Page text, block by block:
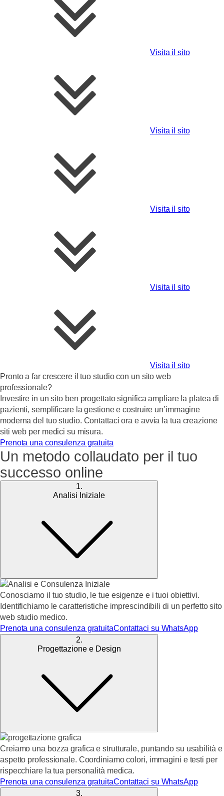
Visita il sito
Visita il sito
Visita il sito
Visita il sito
Visita il sito
Pronto a far crescere il tuo studio con un sito web
professionale?
Investire in un sito ben progettato significa ampliare la platea di
pazienti, semplificare la gestione e costruire un’immagine
moderna del tuo studio. Contattaci ora e avvia la tua creazione
siti web per medici su misura.
Prenota una consulenza gratuita
Un metodo collaudato per il tuo
successo online
1.
Analisi Iniziale
Conosciamo il tuo studio, le tue esigenze e i tuoi obiettivi.
Identifichiamo le caratteristiche imprescindibili di un perfetto sito
web studio medico.
Prenota una consulenza gratuitaContattaci su WhatsApp
2.
Progettazione e Design
Creiamo una bozza grafica e strutturale, puntando su usabilità e
aspetto professionale. Coordiniamo colori, immagini e testi per
rispecchiare la tua personalità medica.
Prenota una consulenza gratuitaContattaci su WhatsApp
3.